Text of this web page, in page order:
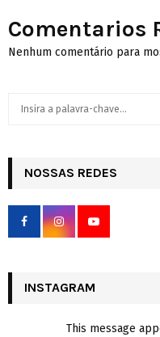
Comentarios
Nenhum comentário para
h
f
r
NOSSAS REDES
INSTAGRAM
This message